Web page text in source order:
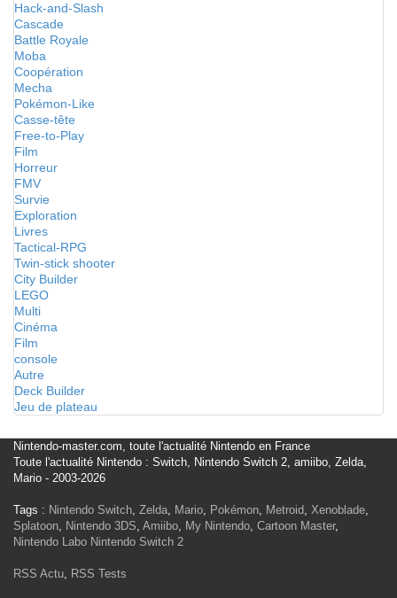
Hack-and-Slash
Cascade
Battle Royale
Moba
Coopération
Mecha
Pokémon-Like
Casse-tête
Free-to-Play
Film
Horreur
FMV
Survie
Exploration
Livres
Tactical-RPG
Twin-stick shooter
City Builder
LEGO
Multi
Cinéma
Film
console
Autre
Deck Builder
Jeu de plateau
Nintendo-master.com, toute l'actualité Nintendo en France
Toute l'actualité Nintendo : Switch, Nintendo Switch 2, amiibo, Zelda,
Mario - 2003-2026
Tags : Nintendo Switch, Zelda, Mario, Pokémon, Metroid, Xenoblade,
Splatoon, Nintendo 3DS, Amiibo, My Nintendo, Cartoon Master,
Nintendo Labo Nintendo Switch 2
RSS Actu, RSS Tests